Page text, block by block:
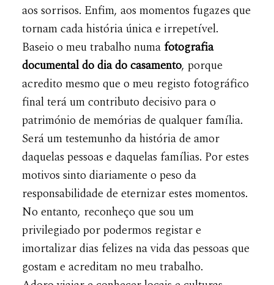
aos sorrisos. Enfim, aos momentos fugazes que
tornam cada história única e irrepetível.
Baseio o meu trabalho numa fotografia
documental do dia do casamento, porque
acredito mesmo que o meu registo fotográfico
final terá um contributo decisivo para o
património de memórias de qualquer família.
Será um testemunho da história de amor
daquelas pessoas e daquelas famílias. Por estes
motivos sinto diariamente o peso da
responsabilidade de eternizar estes momentos.
No entanto, reconheço que sou um
privilegiado por podermos registar e
imortalizar dias felizes na vida das pessoas que
gostam e acreditam no meu trabalho.